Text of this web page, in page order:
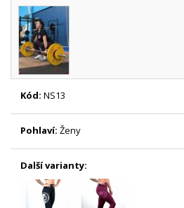
Kód: NS13
Pohlaví: Ženy
Další varianty: